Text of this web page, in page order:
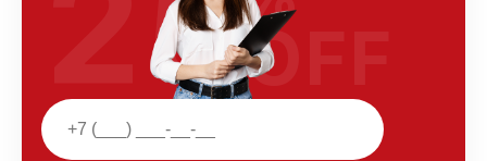
OFF